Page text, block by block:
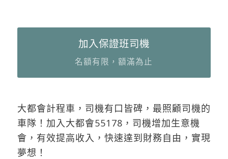
加入保證班司機
名額有限，額滿為止
大都會計程車，司機有口皆碑，最照顧司機的
車隊！加入大都會55178，司機增加生意機
會，有效提高收入，快速達到財務自由，實現
夢想！